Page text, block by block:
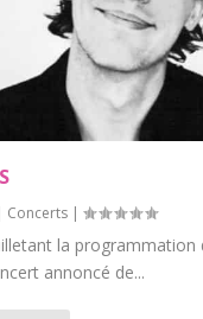
Concerts |
la programmation
annoncé de...